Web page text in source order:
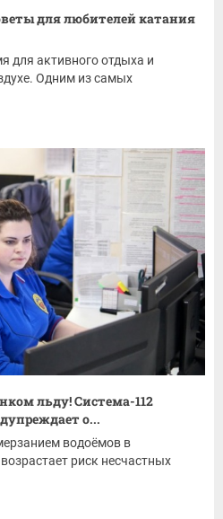
для любителей катания
для активного отдыха и
Одним из самых
льду! Система-112
о...
водоёмов в
риск несчастных